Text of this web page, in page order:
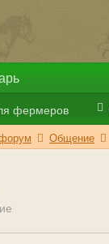
фермеров
Общение